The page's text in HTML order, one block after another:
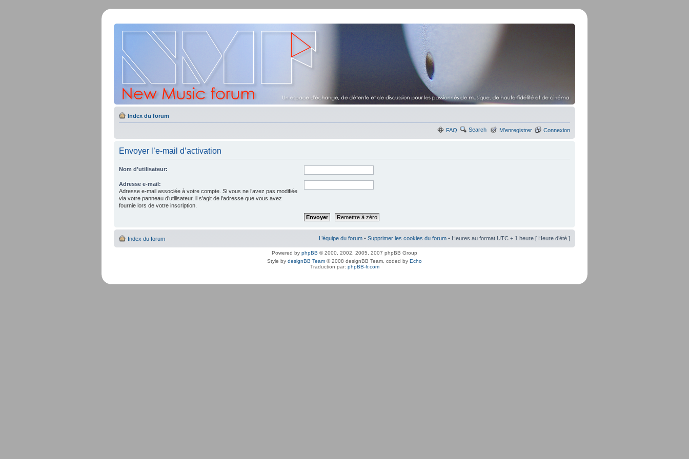
Index du forum
FAQ Search M’enregistrer Connexion
Envoyer l’e-mail d’activation
Nom d’utilisateur:
Adresse e-mail:
Adresse e-mail associée à votre compte. Si vous ne l’avez pas modifiée
via votre panneau d’utilisateur, il s’agit de l’adresse que vous avez
fournie lors de votre inscription.
Index du forum L’équipe du forum • Supprimer les cookies du forum • Heures au format UTC + 1 heure [ Heure d’été ]
Powered by phpBB © 2000, 2002, 2005, 2007 phpBB Group
Style by designBB Team © 2008 designBB Team, coded by Echo
Traduction par: phpBB-fr.com